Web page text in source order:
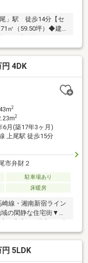
尾」駅 徒歩14分【セ
㎡（59.50坪）◆建物
ー◆食器洗浄乾燥機◆
水ハウス株式会社施
4DK
2
2
6月(築17年3ヶ月)
上尾駅 徒歩15分
市弁財２
駐車場あり
床暖房
線・湘南新宿ライン
の閑静な住宅街▼特
・和室・2階廊下に収
室内リフォーム済
イレ 等【その他】天
洋室・洗面所・階
イマート上尾店 徒歩8
5LDK